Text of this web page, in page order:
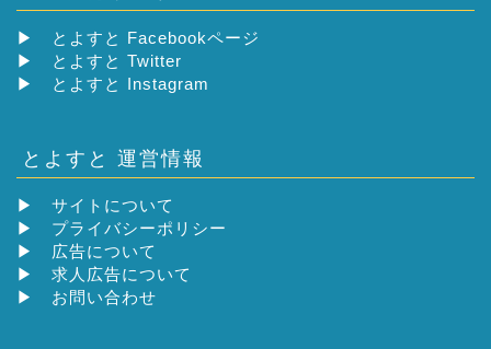
▶
とよすと Facebookページ
▶
とよすと Twitter
▶
とよすと Instagram
とよすと 運営情報
▶ サイトについて
▶ プライバシーポリシー
▶ 広告について
▶ 求人広告について
▶ お問い合わせ